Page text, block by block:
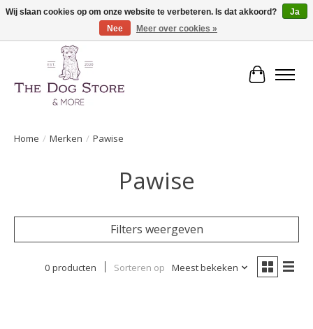
De speciaalzaak in hondenartikelen en meer!
Home / Merken / Pawise
Pawise
Filters weergeven
0 producten Sorteren op Meest bekeken
Wij slaan cookies op om onze website te verbeteren. Is dat akkoord?
Ja
Nee
Meer over cookies »